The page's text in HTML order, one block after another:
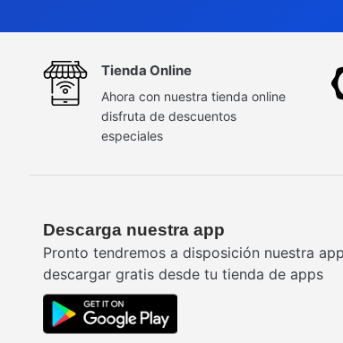
Tienda Online
Ahora con nuestra tienda online
disfruta de descuentos
especiales
Descarga nuestra app
Pronto tendremos a disposición nuestra
descargar gratis desde tu tienda de apps